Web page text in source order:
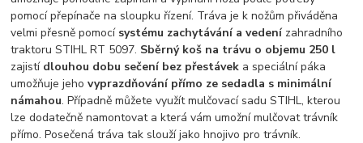
pomocí přepínače na sloupku řízení. Tráva je k nožům přiváděna
velmi přesně pomocí systému zachytávání a vedenízahradního
traktoru STIHL RT 5097. Sběrný koš na trávu o objemu 250 l
zajistí dlouhou dobu sečení bez přestávek a speciální páka
umožňuje jehovyprazdňování přímo ze sedadla s minimální
námahou. Případně můžete využít mulčovací sadu STIHL, kterou
lze dodatečně namontovat a která vám umožní mulčovat trávník
přímo. Posečená tráva tak slouží jako hnojivo pro trávník.